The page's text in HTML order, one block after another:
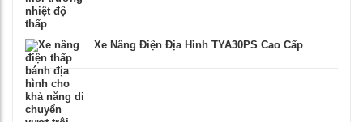
Xe Nâng Điện Địa Hình TYA30PS Cao Cấp